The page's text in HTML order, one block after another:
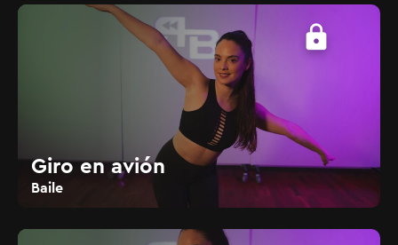
lock
Giro en avión
Baile